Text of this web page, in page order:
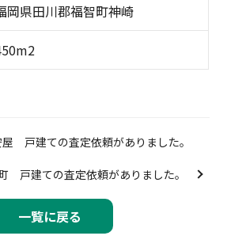
岡県田川郡福智町神崎
戸建ての査定依頼がありました。
一覧に戻る
戸建ての査定依頼がありました。